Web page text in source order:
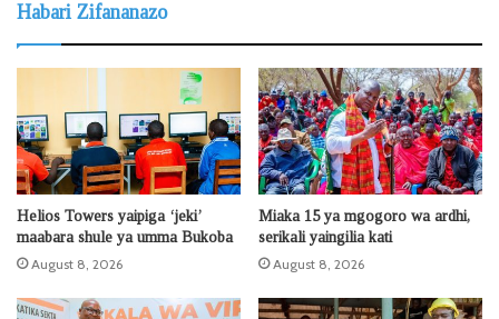
Habari Zifananazo
Helios Towers yaipiga ‘jeki’
maabara shule ya umma Bukoba
August 8, 2026
Miaka 15 ya mgogoro wa ardhi,
serikali yaingilia kati
August 8, 2026